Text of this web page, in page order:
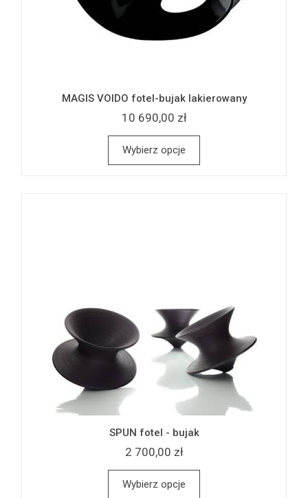
MAGIS VOIDO fotel-bujak lakierowany
10 690,00 zł
Wybierz opcje
SPUN fotel - bujak
2 700,00 zł
Wybierz opcje